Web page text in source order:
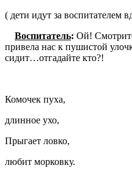
( дети идут за воспитателем
Воспитатель: Ой!
привела нас к пушистой
сидит…отгадайте кто?!
Комочек пуха,
длинное ухо,
Прыгает ловко,
любит морковку.